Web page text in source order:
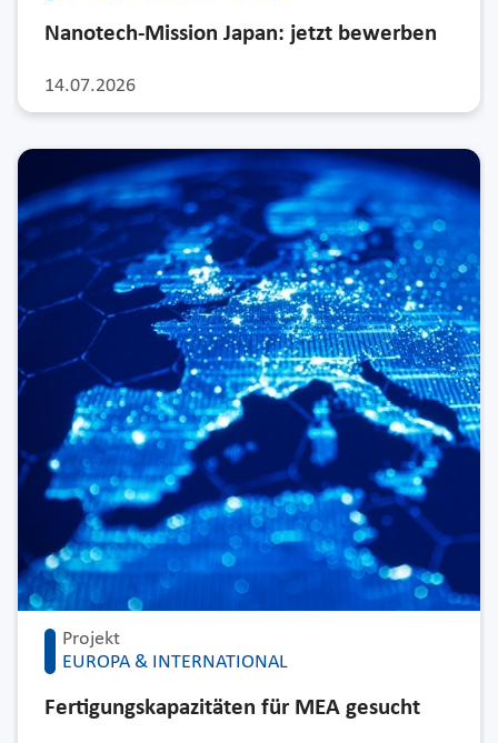
14.07.2026
Nanotech-Mission Japan: jetzt bewerben
Projekt
EUROPA & INTERNATIONAL
Fertigungskapazitäten für MEA gesucht